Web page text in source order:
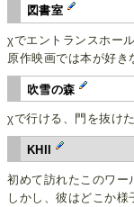
図書室
χでエントランスホー
原作映画では本が好き
吹雪の森
χで行ける、門を抜けた
KHII
初めて訪れたこのワー
しかし、彼はどこか